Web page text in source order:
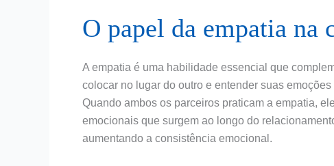
O papel da empatia na
A empatia é uma habilidade essencial que
colocar no lugar do outro e entender suas
Quando ambos os parceiros praticam a empatia,
emocionais que surgem ao longo do
aumentando a consistência emocional.